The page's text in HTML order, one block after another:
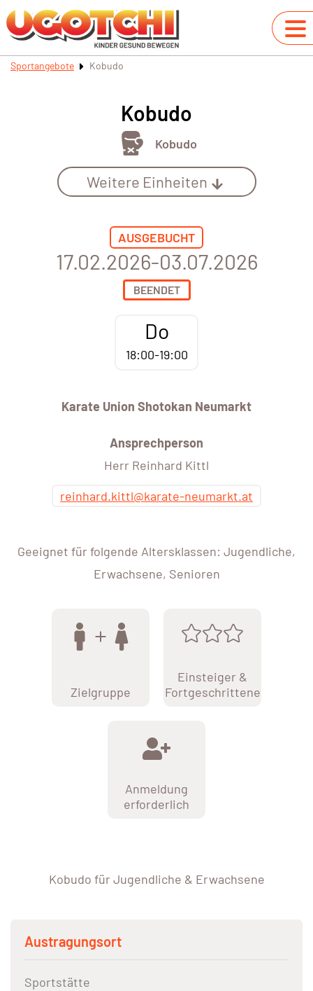
Sportangebote Kobudo
Kobudo
Kobudo
Weitere Einheiten
AUSGEBUCHT
17.02.2026-03.07.2026
BEENDET
Do
18:00-19:00
Karate Union Shotokan Neumarkt
Ansprechperson
Herr Reinhard Kittl
reinhard.kittl@karate-neumarkt.at
Geeignet für folgende Altersklassen: Jugendliche,
Erwachsene, Senioren
Zielgruppe
Einsteiger &
Fortgeschrittene
Anmeldung
erforderlich
Kobudo für Jugendliche & Erwachsene
Austragungsort
Sportstätte